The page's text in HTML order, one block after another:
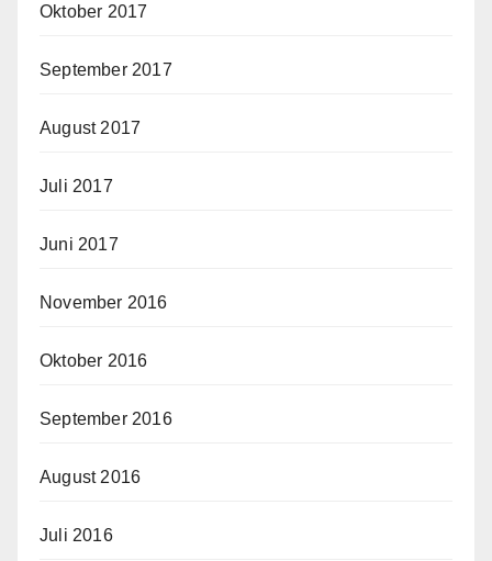
Oktober 2017
September 2017
August 2017
Juli 2017
Juni 2017
November 2016
Oktober 2016
September 2016
August 2016
Juli 2016